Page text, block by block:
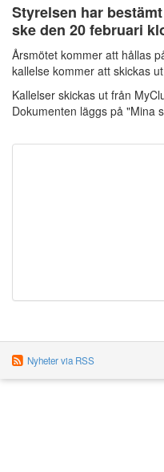
Styrelsen har
ske den 20 februari
Årsmötet kommer att hållas
kallelse kommer att skickas
Kallelser skickas ut från
Dokumenten läggs på "Mina
Nyheter via RSS